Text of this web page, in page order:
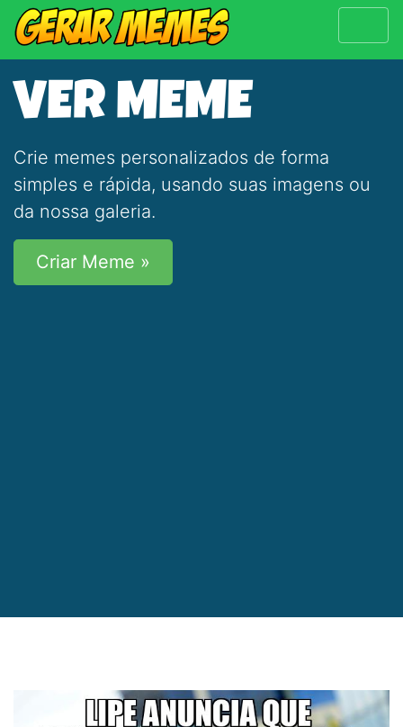
VER MEME
Crie memes personalizados de forma
simples e rápida, usando suas imagens ou
da nossa galeria.
Criar Meme »